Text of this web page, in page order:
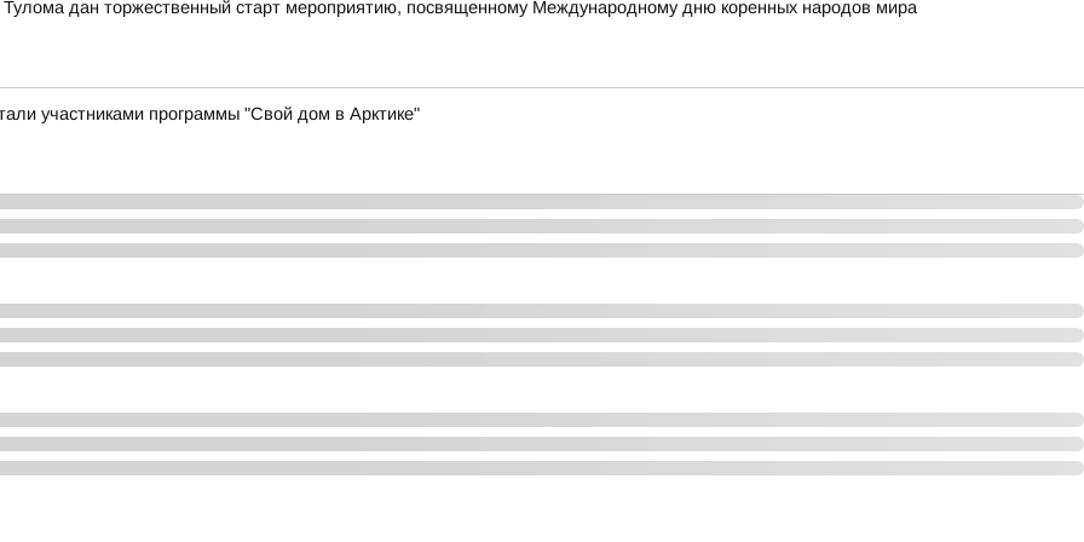
дан торжественный старт мероприятию, посвященному Международному дню коренных народов мира
участниками программы "Свой дом в Арктике"